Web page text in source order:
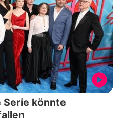
Serie könnte